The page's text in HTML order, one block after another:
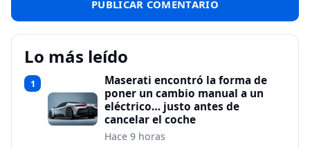
Lo más leído
1
Maserati encontró la forma de
poner un cambio manual a un
eléctrico… justo antes de
cancelar el coche
Hace 9 horas